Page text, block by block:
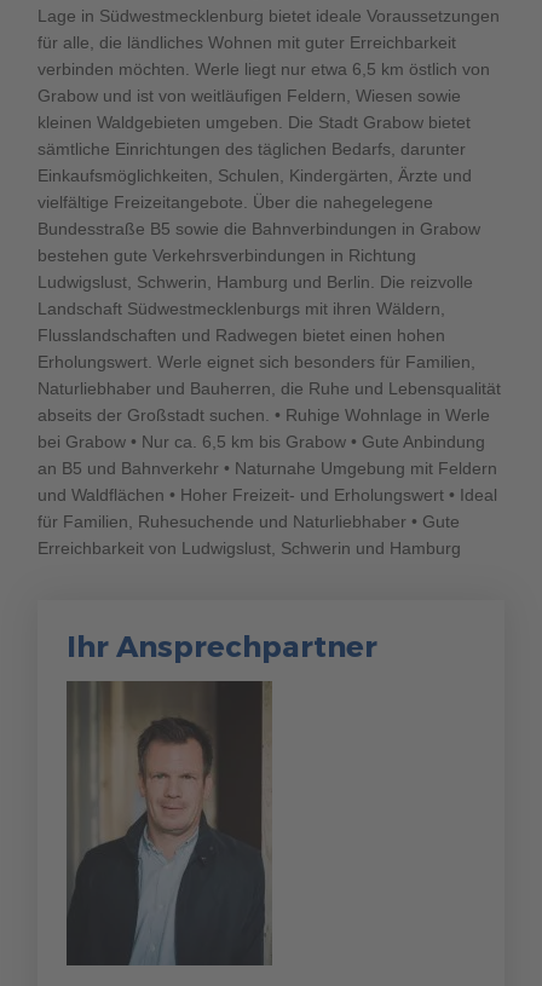
Lage in Südwestmecklenburg bietet ideale Voraussetzungen
für alle, die ländliches Wohnen mit guter Erreichbarkeit
verbinden möchten. Werle liegt nur etwa 6,5 km östlich von
Grabow und ist von weitläufigen Feldern, Wiesen sowie
kleinen Waldgebieten umgeben. Die Stadt Grabow bietet
sämtliche Einrichtungen des täglichen Bedarfs, darunter
Einkaufsmöglichkeiten, Schulen, Kindergärten, Ärzte und
vielfältige Freizeitangebote. Über die nahegelegene
Bundesstraße B5 sowie die Bahnverbindungen in Grabow
bestehen gute Verkehrsverbindungen in Richtung
Ludwigslust, Schwerin, Hamburg und Berlin. Die reizvolle
Landschaft Südwestmecklenburgs mit ihren Wäldern,
Flusslandschaften und Radwegen bietet einen hohen
Erholungswert. Werle eignet sich besonders für Familien,
Naturliebhaber und Bauherren, die Ruhe und Lebensqualität
abseits der Großstadt suchen. • Ruhige Wohnlage in Werle
bei Grabow • Nur ca. 6,5 km bis Grabow • Gute Anbindung
an B5 und Bahnverkehr • Naturnahe Umgebung mit Feldern
und Waldflächen • Hoher Freizeit- und Erholungswert • Ideal
für Familien, Ruhesuchende und Naturliebhaber • Gute
Erreichbarkeit von Ludwigslust, Schwerin und Hamburg
Ihr Ansprechpartner